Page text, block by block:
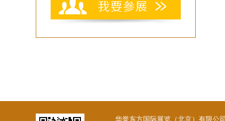
华誉东方国际展览（北京）有限公司